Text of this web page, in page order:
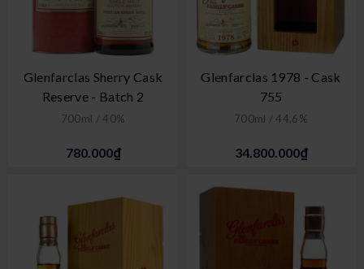
Glenfarclas Sherry Cask
Reserve - Batch 2
700ml / 40%
780.000₫
Glenfarclas 1978 - Cask
755
700ml / 44,6%
34.800.000₫